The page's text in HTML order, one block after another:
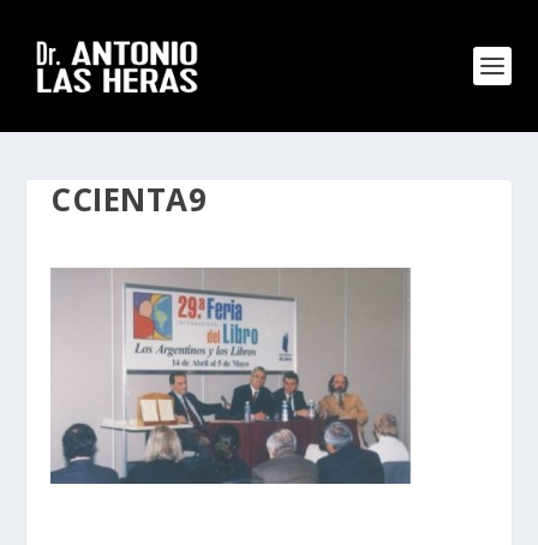
CCIENTA9